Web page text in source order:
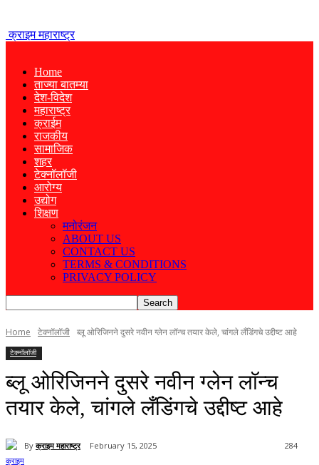
क्राइम महाराष्ट्र
Home
ताज्या बातम्या
देश-विदेश
महाराष्ट्र
क्राईम
राजकीय
सामाजिक
शहर
टेक्नॉलॉजी
आरोग्य
उद्योग
शिक्षण
मनोरंजन
ABOUT US
CONTACT US
TERMS & CONDITIONS
PRIVACY POLICY
Home टेक्नॉलॉजी ब्लू ओरिजिनने दुसरे नवीन ग्लेन लॉन्च तयार केले, चांगले लँडिंगचे उद्दीष्ट आहे
टेक्नॉलॉजी
ब्लू ओरिजिनने दुसरे नवीन ग्लेन लॉन्च
तयार केले, चांगले लँडिंगचे उद्दीष्ट आहे
By क्राइम महाराष्ट्र February 15, 2025 284